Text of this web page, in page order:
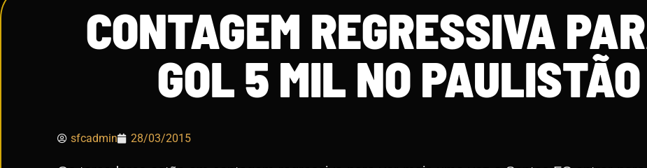
CONTAGEM REGRESSIVA
GOL 5 MIL NO PAULISTÃO
sfcadmin 28/03/2015